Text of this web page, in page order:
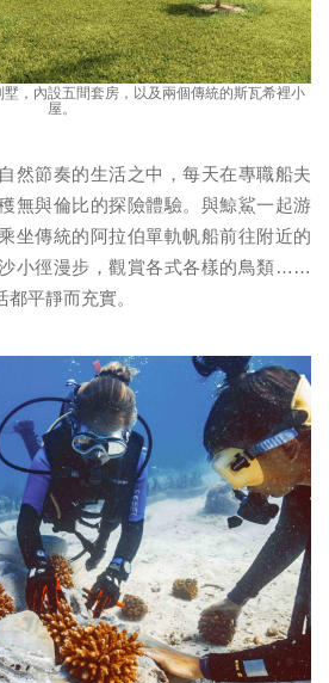
，內設五間套房，以及兩個傳統的斯瓦希裡小
屋。
然節奏的生活之中，每天在專職船夫
無與倫比的探險體驗。與鯨鯊一起游
坐傳統的阿拉伯單軌帆船前往附近的
小徑漫步，觀賞各式各樣的鳥類……
平靜而充實。